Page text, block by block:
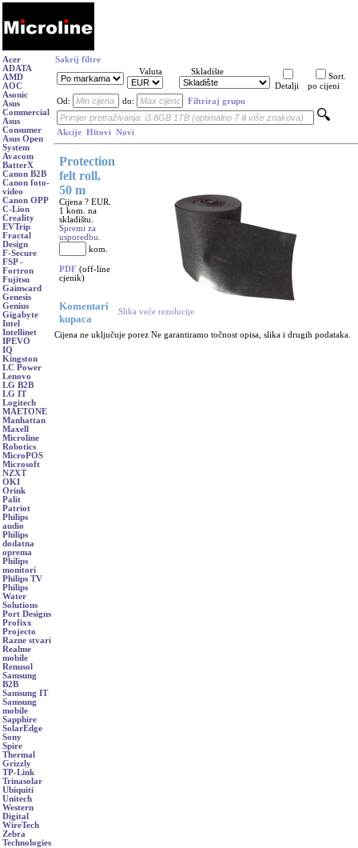
Acer
ADATA
AMD
AOC
Asonic
Asus
Commercial
Asus
Consumer
Asus Open
System
Avacom
BatterX
Canon B2B
Canon foto-
video
Canon OPP
C-Lion
Creality
EVTrip
Fractal
Design
F-Secure
FSP -
Fortron
Fujitsu
Gainward
Genesis
Genius
Gigabyte
Intel
Intellinet
IPEVO
IQ
Kingston
LC Power
Lenovo
LG B2B
LG IT
Logitech
MAETONE
Manhattan
Maxell
Microline
Robotics
MicroPOS
Microsoft
NZXT
OKI
Orink
Palit
Patriot
Philips
audio
Philips
dodatna
oprema
Philips
monitori
Philips TV
Philips
Water
Solutions
Port Designs
Profixx
Projecto
Razne stvari
Realme
mobile
Renusol
Samsung
B2B
Samsung IT
Samsung
mobile
Sapphire
SolarEdge
Sony
Spire
Thermal
Grizzly
TP-Link
Trinasolar
Ubiquiti
Unitech
Western
Digital
WireTech
Zebra
Technologies
Sakrij filtre
Valuta
Skladište
Detalji
Sort.
po cijeni
Od:
do: Filtriraj grupu
Akcije Hitovi Novi
Protection
felt roll,
50 m
Cijena ? EUR.
1 kom. na
skladištu.
Spremi za
usporedbu.
kom.
PDF (off-line
cjenik)
Komentari
kupaca
Slika veće rezolucije
Cijena ne uključuje porez Ne garantiramo točnost opisa, slika i drugih podataka.